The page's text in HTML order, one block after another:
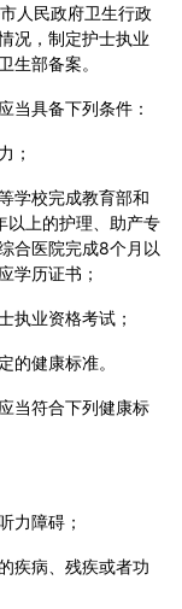
人民政府卫生行政
况，制定护士执业
生部备案。
当具备下列条件：
；
学校完成教育部和
以上的护理、助产专
合医院完成8个月以
学历证书；
执业资格考试；
的健康标准。
当符合下列健康标
力障碍；
疾病、残疾或者功